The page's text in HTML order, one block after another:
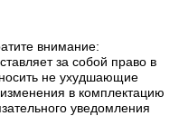
внимание:
за собой право в
не ухудшающие
изменения в комплектацию
уведомления